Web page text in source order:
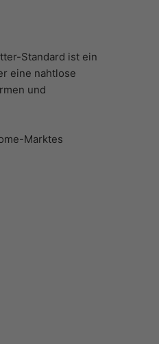
Standard ist ein
eine nahtlose
und
Marktes